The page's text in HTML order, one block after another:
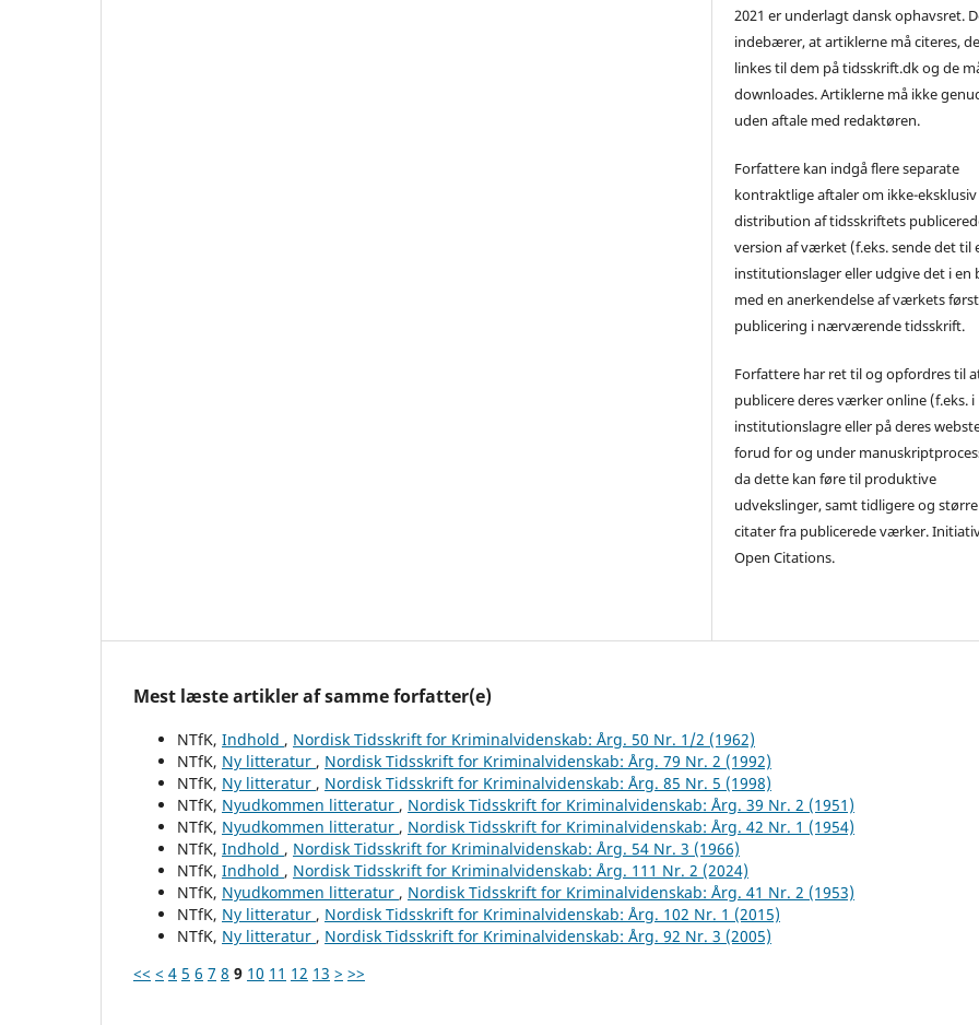
2021 er underlagt dansk ophavsret.
indebærer, at artiklerne må citeres,
linkes til dem på tidsskrift.dk og de
downloades. Artiklerne må ikke
uden aftale med redaktøren.
Forfattere kan indgå flere separate
kontraktlige aftaler om ikke-eksklusiv
distribution af tidsskriftets
version af værket (f.eks. sende det til
institutionslager eller udgive det i en
med en anerkendelse af værkets
publicering i nærværende tidsskrift.
Forfattere har ret til og opfordres til
publicere deres værker online (f.eks. i
institutionslagre eller på deres
forud for og under
da dette kan føre til produktive
udvekslinger, samt tidligere og større
citater fra publicerede værker.
Open Citations.
Mest læste artikler af samme forfatter(e)
NTfK, Indhold , Nordisk Tidsskrift for Kriminalvidenskab: Årg. 50 Nr. 1/2 (1962)
NTfK, Ny litteratur , Nordisk Tidsskrift for Kriminalvidenskab: Årg. 79 Nr. 2 (1992)
NTfK, Ny litteratur , Nordisk Tidsskrift for Kriminalvidenskab: Årg. 85 Nr. 5 (1998)
NTfK, Nyudkommen litteratur , Nordisk Tidsskrift for Kriminalvidenskab: Årg. 39 Nr. 2 (1951)
NTfK, Nyudkommen litteratur , Nordisk Tidsskrift for Kriminalvidenskab: Årg. 42 Nr. 1 (1954)
NTfK, Indhold , Nordisk Tidsskrift for Kriminalvidenskab: Årg. 54 Nr. 3 (1966)
NTfK, Indhold , Nordisk Tidsskrift for Kriminalvidenskab: Årg. 111 Nr. 2 (2024)
NTfK, Nyudkommen litteratur , Nordisk Tidsskrift for Kriminalvidenskab: Årg. 41 Nr. 2 (1953)
NTfK, Ny litteratur , Nordisk Tidsskrift for Kriminalvidenskab: Årg. 102 Nr. 1 (2015)
NTfK, Ny litteratur , Nordisk Tidsskrift for Kriminalvidenskab: Årg. 92 Nr. 3 (2005)
<< < 4 5 6 7 8 9 10 11 12 13 > >>